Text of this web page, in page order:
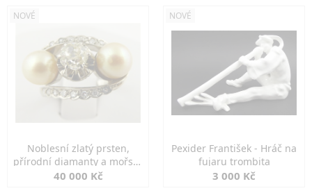
NOVÉ
Noblesní zlatý prsten,
přírodní diamanty a mořské
perly
40 000 Kč
NOVÉ
Pexider František - Hráč na
fujaru trombita
3 000 Kč